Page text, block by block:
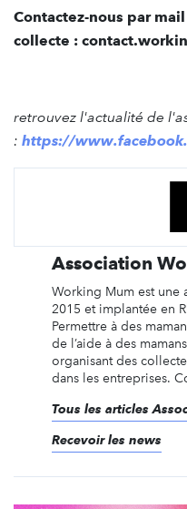
Contactez-nous par
collecte :
retrouvez l'actualité de
: https://
Association
Working Mum est une
2015 et implantée en
Permettre à des
de l’aide à des
organisant des
dans les entreprises.
Tous les articles
Recevoir les news